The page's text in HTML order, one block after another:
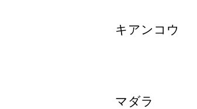
キアンコウ
マダラ